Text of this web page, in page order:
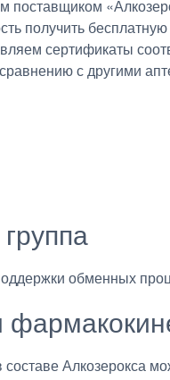
получить
сертификаты
с другими
обменных
Алкозерокса